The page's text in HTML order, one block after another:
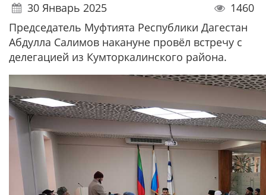
30 Январь 2025
1460
Председатель Муфтията Республики Дагестан
Абдулла Салимов накануне провёл встречу с
делегацией из Кумторкалинского района.